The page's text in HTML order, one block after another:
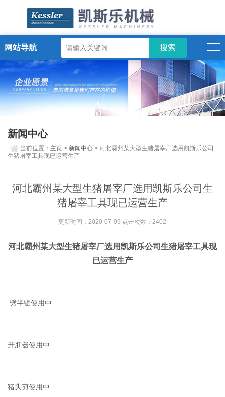
ENGLISH
网站导航
新闻中心
当前位置： 主页 > 新闻中心 > 河北霸州某大型生猪屠宰厂选用凯斯乐公司
生猪屠宰工具现已运营生产
河北霸州某大型生猪屠宰厂选用凯斯乐公司生
猪屠宰工具现已运营生产
更新时间：2020-07-09 点击次数：2402
河北霸州某大型生猪屠宰厂选用凯斯乐公司生猪屠宰工具现
已运营生产
劈半锯使用中
开肛器使用中
猪头剪使用中